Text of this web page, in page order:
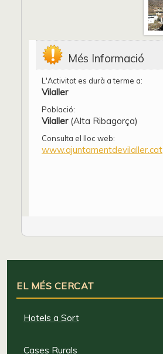
Més Informació
L'Activitat es durà a terme a:
Vilaller
Població:
Vilaller(Alta Ribagorça)
Consulta el lloc web:
www.ajuntamentdevilaller.cat
EL MÉS CERCAT
Hotels a Sort
Cases Rurals